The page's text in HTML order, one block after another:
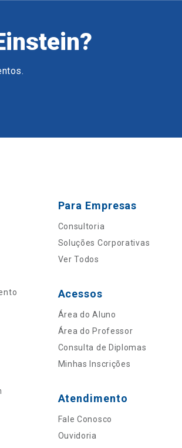
Para Empresas
Consultoria
Soluções Corporativas
Ver Todos
Acessos
Área do Aluno
Área do Professor
Consulta de Diplomas
Minhas Inscrições
Atendimento
Fale Conosco
Ouvidoria